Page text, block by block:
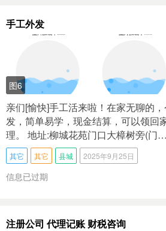
手工外发
图6
亲们[愉快]手工活来啦！在家无聊的
发，简单易学，现金结算，可以领回
理。 地址:柳城花苑门口大樟树旁(门…
其它 其它 县城 2025年9月25日
信息已过期
注册公司 代理记账 财税咨询